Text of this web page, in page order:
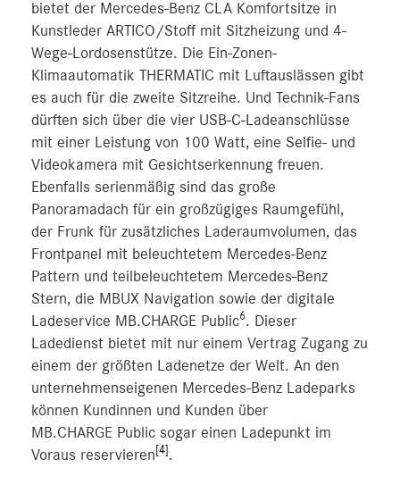
bietet der Mercedes‑Benz CLA Komfortsitze in
Kunstleder ARTICO/Stoff mit Sitzheizung und 4-
Wege-Lordosenstütze. Die Ein-Zonen-
Klimaautomatik THERMATIC mit Luftauslässen gibt
es auch für die zweite Sitzreihe. Und Technik-Fans
dürften sich über die vier USB-C-Ladeanschlüsse
mit einer Leistung von 100 Watt, eine Selfie- und
Videokamera mit Gesichtserkennung freuen.
Ebenfalls serienmäßig sind das große
Panoramadach für ein großzügiges Raumgefühl,
der Frunk für zusätzliches Laderaumvolumen, das
Frontpanel mit beleuchtetem Mercedes‑Benz
Pattern und teilbeleuchtetem Mercedes‑Benz
Stern, die MBUX Navigation sowie der digitale
Ladeservice MB.CHARGE Public6. Dieser
Ladedienst bietet mit nur einem Vertrag Zugang zu
einem der größten Ladenetze der Welt. An den
unternehmenseigenen Mercedes‑Benz Ladeparks
können Kundinnen und Kunden über
MB.CHARGE Public sogar einen Ladepunkt im
Voraus reservieren [4] .